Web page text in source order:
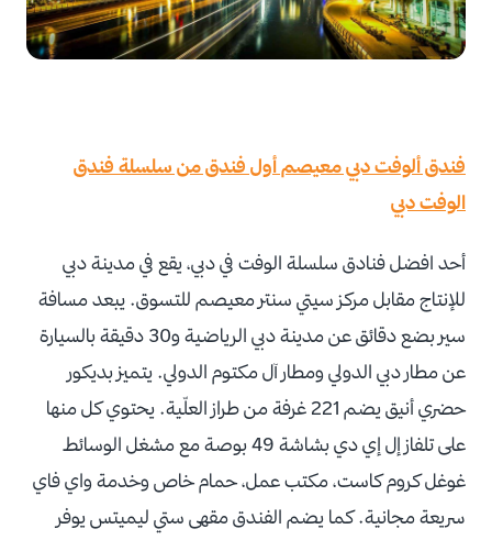
فندق ألوفت دبي معيصم أول فندق من سلسلة فندق
الوفت دبي
أحد افضل فنادق سلسلة الوفت في دبي، يقع في مدينة دبي
للإنتاج مقابل مركز سيتي سنتر معيصم للتسوق. يبعد مسافة
سير بضع دقائق عن مدينة دبي الرياضية و30 دقيقة بالسيارة
عن مطار دبي الدولي ومطار آل مكتوم الدولي. يتميز بديكور
حضري أنيق يضم 221 غرفة من طراز العلّية. يحتوي كل منها
على تلفاز إل إي دي بشاشة 49 بوصة مع مشغل الوسائط
غوغل كروم كاست، مكتب عمل، حمام خاص وخدمة واي فاي
سريعة مجانية. كما يضم الفندق مقهى ستي ليميتس يوفر